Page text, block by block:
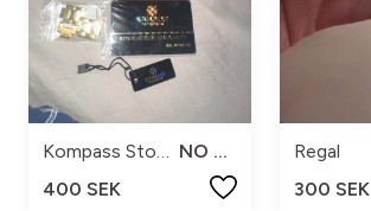
Kompass Stockholm
NO SIZE
400 SEK
Regal
300 SEK